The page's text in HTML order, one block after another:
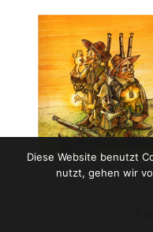
Diese Website benutzt
nutzt, gehen wir